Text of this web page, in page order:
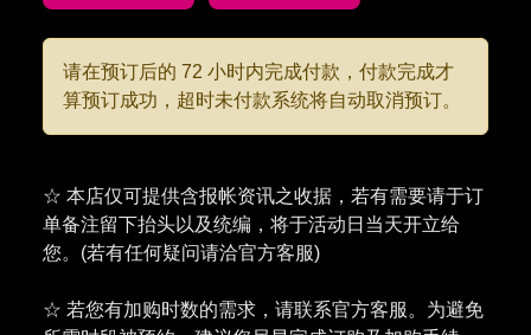
请在预订后的 72 小时内完成付款，付款完成才
算预订成功，超时未付款系统将自动取消预订。
☆ 本店仅可提供含报帐资讯之收据，若有需要请于订
单备注留下抬头以及统编，将于活动日当天开立给
您。(若有任何疑问请洽官方客服)
☆ 若您有加购时数的需求，请联系官方客服。为避免